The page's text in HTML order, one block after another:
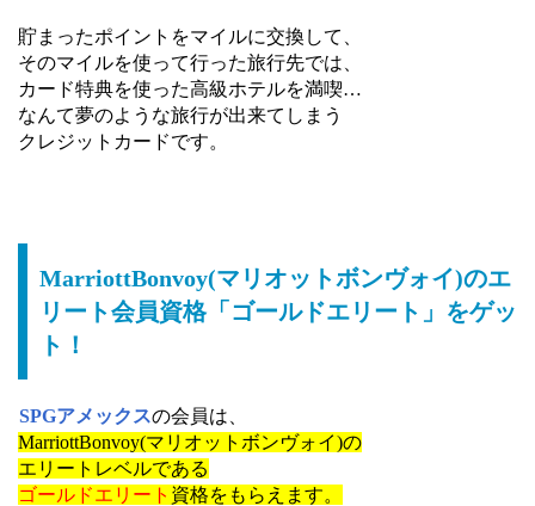
貯まったポイントをマイルに交換して、
そのマイルを使って行った旅行先では、
カード特典を使った高級ホテルを満喫…
なんて夢のような旅行が出来てしまう
クレジットカードです。
MarriottBonvoy(マリオットボンヴォイ)のエ
リート会員資格「ゴールドエリート」をゲッ
ト！
SPGアメックスの会員は、
MarriottBonvoy(マリオットボンヴォイ)の
エリートレベルである
ゴールドエリート 資格をもらえます。